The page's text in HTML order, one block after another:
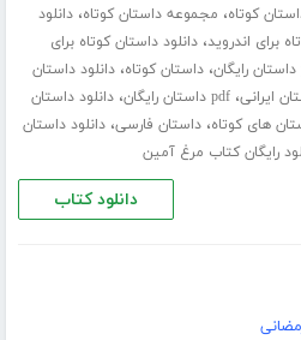
کوتاه، مجموعه داستان کوتاه،دانلود
برای اندروید،دانلود داستان کوتاه برای
،داستان کوتاه،دانلود داستان
ایرانی،pdf داستان رایگان ،دانلود داستان
های کوتاه،داستان فارسی،دانلود داستان
رایگان کتاب مرغ آمین
دانلود کتاب